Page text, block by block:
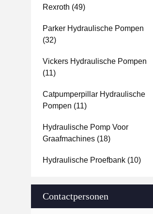
Rexroth (49)
Parker Hydraulische Pompen
(32)
Vickers Hydraulische Pompen
(11)
Catpumperpillar Hydraulische
Pompen (11)
Hydraulische Pomp Voor
Graafmachines (18)
Hydraulische Proefbank (10)
Contactpersonen